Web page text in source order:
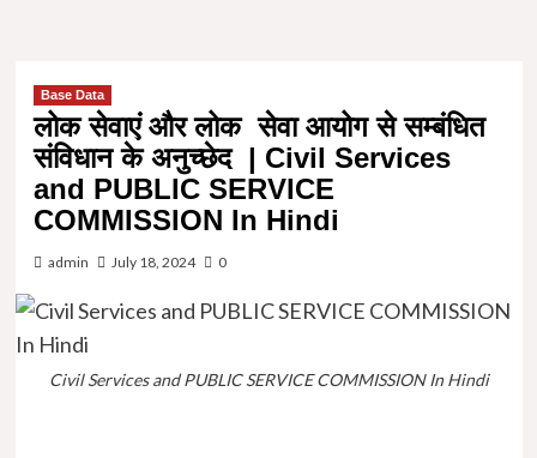
Base Data
लोक सेवाएं और लोक सेवा आयोग से सम्बंधित
संविधान के अनुच्छेद | Civil Services
and PUBLIC SERVICE
COMMISSION In Hindi
admin July 18, 2024 0
Civil Services and PUBLIC SERVICE COMMISSION In Hindi